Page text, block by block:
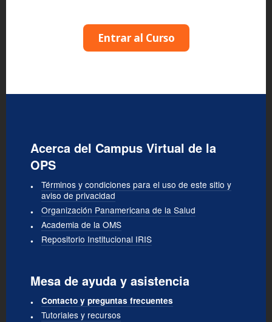
Entrar al Curso
Acerca del Campus Virtual de la
OPS
Términos y condiciones para el uso de este sitio y
aviso de privacidad
Organización Panamericana de la Salud
Academia de la OMS
Repositorio Institucional IRIS
Mesa de ayuda y asistencia
Contacto y preguntas frecuentes
Tutoriales y recursos